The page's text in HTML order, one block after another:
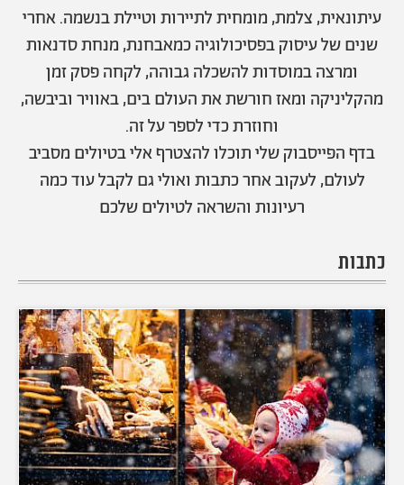
תרבות ופנאי
הפקות אופנה
עיצוב
בריאות
קריירה
יחסים
משפחה
תוכן מקודם
מי אנחנו
תנאי שימוש
מדיניות פרטיות
הצהרת נגישות
שירות לקוחות למנויים
כתבו לנו
© יובל סיגלר תקשורת בע"מ 2026
Designed, Developed and Powered byRGB Media
עיתונאית, צלמת, מומחית לתיירות וטיילת בנשמה. אחרי
שנים של עיסוק בפסיכולוגיה כמאבחנת, מנחת סדנאות
ומרצה במוסדות להשכלה גבוהה, לקחה פסק זמן
מהקליניקה ומאז חורשת את העולם בים, באוויר וביבשה,
וחוזרת כדי לספר על זה.
בדף הפייסבוק שלי תוכלו להצטרף אלי בטיולים מסביב
לעולם, לעקוב אחר כתבות ואולי גם לקבל עוד כמה
רעיונות והשראה לטיולים שלכם
כתבות